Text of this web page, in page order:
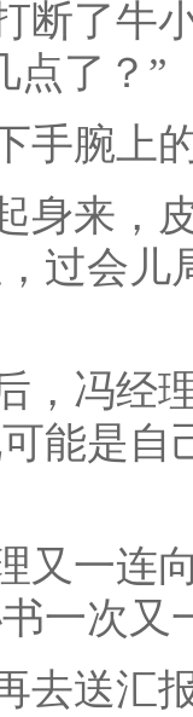
断了牛
点了？”
手腕上
身来，
过会
，冯经
能是自
又一连
一次又
去送汇